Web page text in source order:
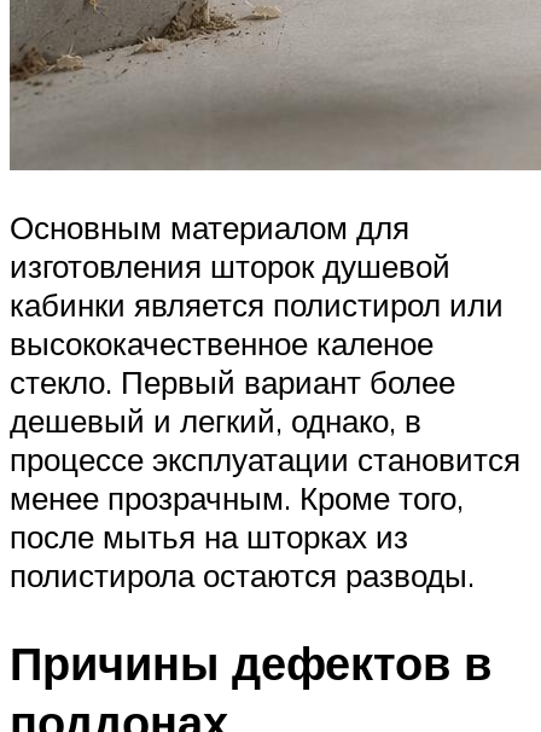
Основным материалом для
изготовления шторок душевой
кабинки является полистирол или
высококачественное каленое
стекло. Первый вариант более
дешевый и легкий, однако, в
процессе эксплуатации становится
менее прозрачным. Кроме того,
после мытья на шторках из
полистирола остаются разводы.
Причины дефектов в